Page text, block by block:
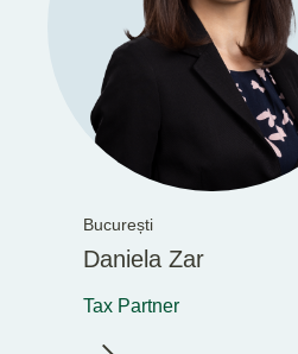
București
Daniela Zar
Tax Partner